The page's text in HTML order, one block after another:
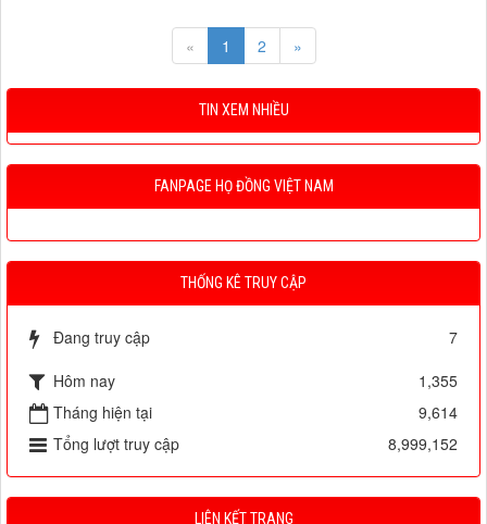
« 1 2 »
TIN XEM NHIỀU
FANPAGE HỌ ĐỒNG VIỆT NAM
THỐNG KÊ TRUY CẬP
Đang truy cập
7
Hôm nay
1,355
Tháng hiện tại
9,614
Tổng lượt truy cập
8,999,152
LIÊN KẾT TRANG